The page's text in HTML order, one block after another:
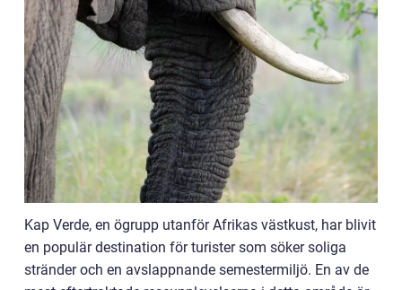
Kap Verde, en ögrupp utanför Afrikas västkust, har blivit
en populär destination för turister som söker soliga
stränder och en avslappnande semestermiljö. En av de